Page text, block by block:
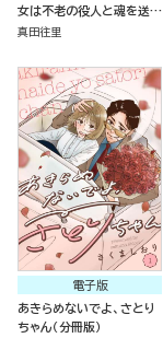
女は不老の役人と魂を送る
（分冊版）
真田往里
電子版
あきらめないでよ、さとり
ちゃん（分冊版）